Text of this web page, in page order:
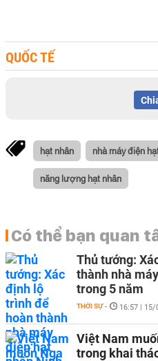
QUỐC TẾ
hạt nhân nhà máy điện
năng lượng hạt nhân
Có thể bạn quan
Thủ tướng:
thành nhà
trong 5 năm
THỜI SỰ - 16:57 |
Việt Nam
trong khai